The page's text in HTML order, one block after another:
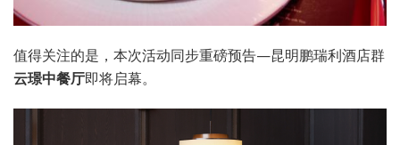
值得关注的是，本次活动同步重磅预告—昆明鹏瑞利酒店群
云璟中餐厅即将启幕。